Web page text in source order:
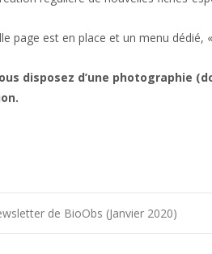
page est en place et un menu dédié, «
disposez d’une photographie
de BioObs (Janvier 2020)